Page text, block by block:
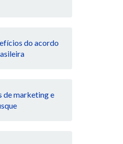
do acordo
de marketing e